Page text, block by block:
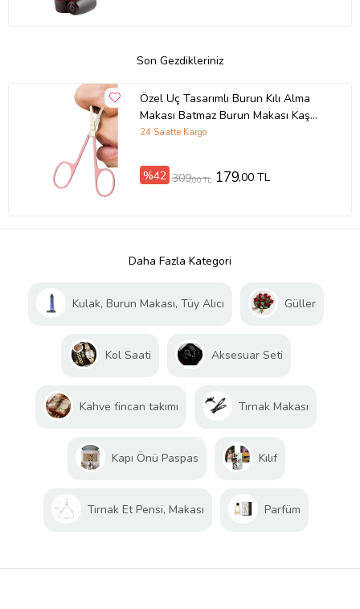
Son Gezdikleriniz
Özel Uç Tasarımlı Burun Kılı Alma
Makası Batmaz Burun Makası Kaş
Makası
24 Saatte Kargo
%42 309,00 TL 179,00 TL
Daha Fazla Kategori
Kulak, Burun Makası, Tüy Alıcı Güller
Kol Saati Aksesuar Seti
Kahve fincan takımı Tırnak Makası
Kapı Önü Paspas Kılıf
Tırnak Et Pensi, Makası Parfüm